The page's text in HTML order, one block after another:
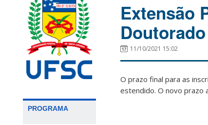
PROGRAMA
Extensão
11/10/2021 15:02
O prazo final para as
estendido. O novo prazo